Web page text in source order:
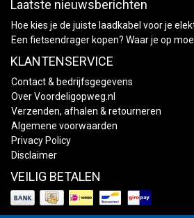
Laatste nieuwsberichten
Hoe kies je de juiste laadkabel voor je
Een fietsendrager kopen? Waar je op
KLANTENSERVICE
Contact & bedrijfsgegevens
Over Voordeligopweg.nl
Verzenden, afhalen & retourneren
Algemene voorwaarden
Privacy Policy
Disclaimer
VEILIG BETALEN